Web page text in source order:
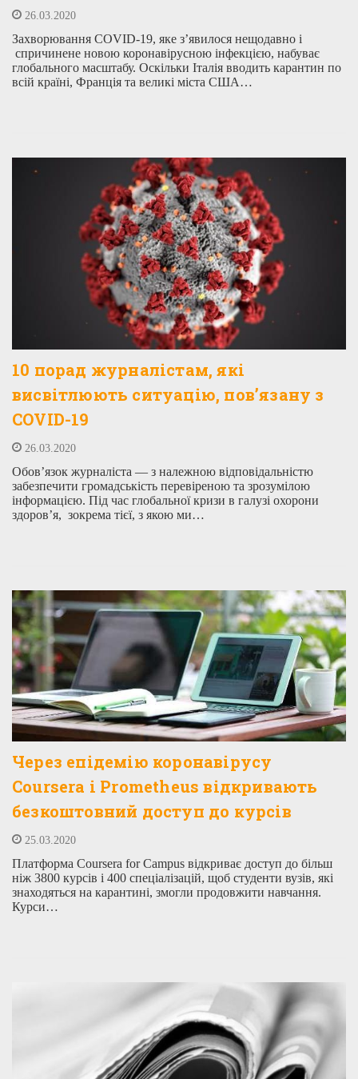
26.03.2020
Захворювання COVID-19, яке з’явилося нещодавно і
спричинене новою коронавірусною інфекцією, набуває
глобального масштабу. Оскільки Італія вводить карантин по
всій країні, Франція та великі міста США…
10 порад журналістам, які
висвітлюють ситуацію, пов’язану з
COVID-19
26.03.2020
Обов’язок журналіста — з належною відповідальністю
забезпечити громадськість перевіреною та зрозумілою
інформацією. Під час глобальної кризи в галузі охорони
здоров’я, зокрема тієї, з якою ми…
Через епідемію коронавірусу
Coursera і Prometheus відкривають
безкоштовний доступ до курсів
25.03.2020
Платформа Coursera for Campus відкриває доступ до більш
ніж 3800 курсів і 400 спеціалізацій, щоб студенти вузів, які
знаходяться на карантині, змогли продовжити навчання.
Курси…